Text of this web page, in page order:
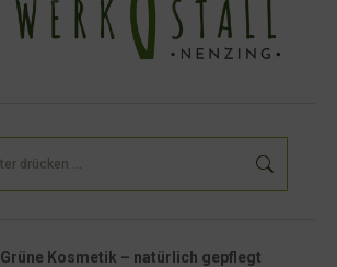
Grüne Kosmetik – natürlich gepflegt